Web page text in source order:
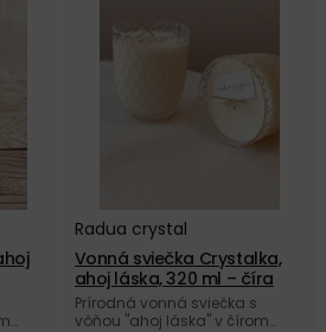
Radua crystal
Vonná sviečka Crystalka,
ahoj láska, 320 ml – číra
Prírodná vonná sviečka s
vôňou "ahoj láska" v čírom